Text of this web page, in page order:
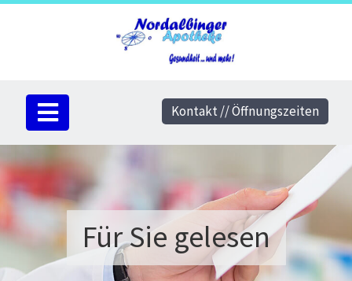
Für Sie gelesen
Kontakt // Öffnungszeiten